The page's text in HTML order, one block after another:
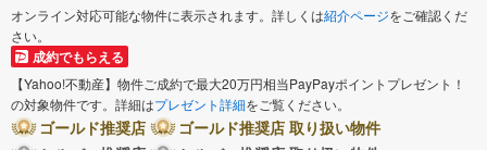
オンライン対応可能な物件に表示されます。詳しくは紹介ページをご確認くだ
さい。
成約でもらえる
【Yahoo!不動産】物件ご成約で最大20万円相当PayPayポイントプレゼント！
の対象物件です。詳細はプレゼント詳細をご覧ください。
ゴールド推奨店
ゴールド推奨店 取り扱い物件